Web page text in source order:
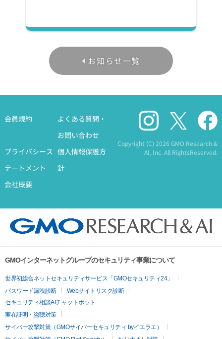
お知らせ一覧
会員規約
よくある質問・
お問い合わせ
プライバシース
テートメント
個人情報保護方
針
会社概要
Copyright (C)2026 GMO Research &
AI, Inc. All RightsReserved.
GMOインターネットグループのセキュリティ事業について
世界初総合ネットセキュリティサービス「GMOセキュリティ24」
パスワード漏洩診断
Webサイトリスク診断
セキュリティ相談AIチャットボット
実在証明・盗聴対策
サイバー攻撃対策（GMOサイバーセキュリティ byイエラエ）